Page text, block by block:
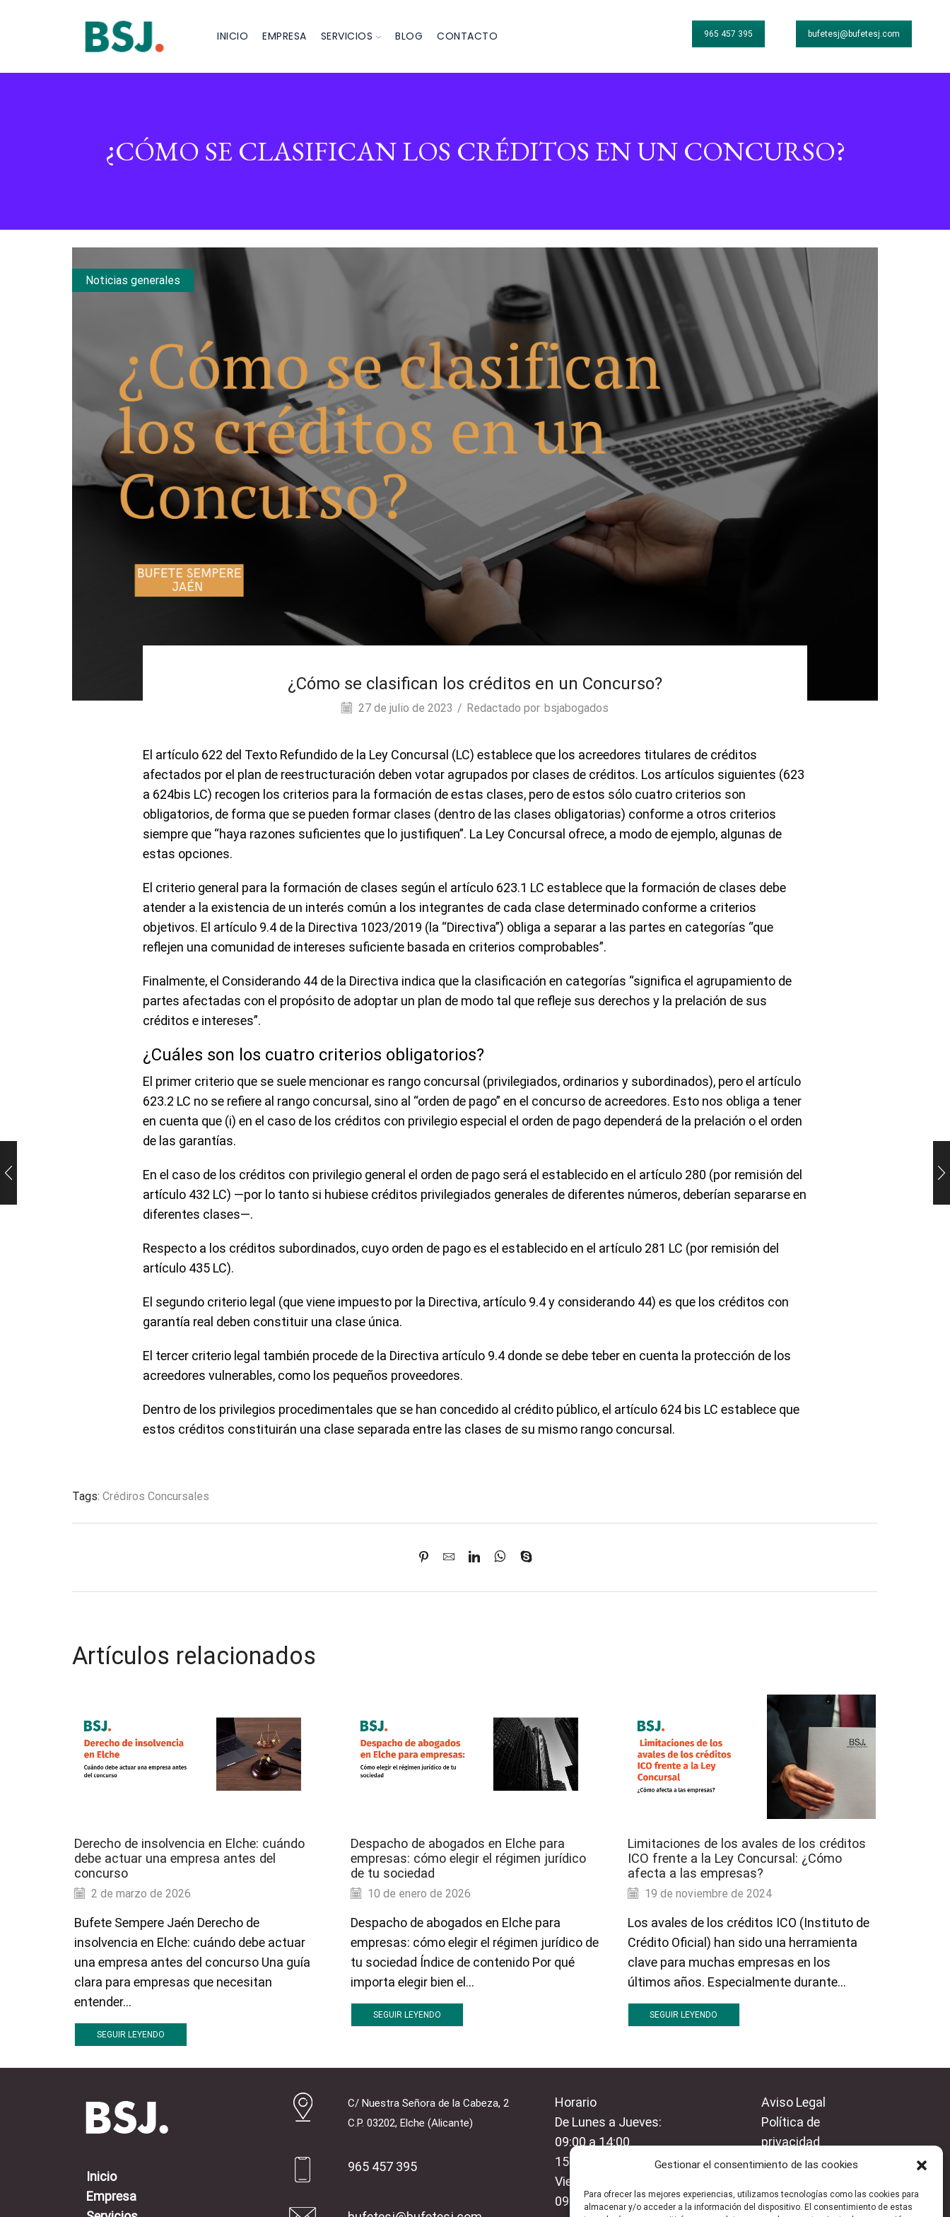
Gestionar el consentimiento de las cookies
Para ofrecer las mejores experiencias, utilizamos tecnologías como las cookies para
almacenar y/o acceder a la información del dispositivo. El consentimiento de estas
INICIO EMPRESA SERVICIOS BLOG CONTACTO 965 457 395 bufetesj@bufetesj.com
¿CÓMO SE CLASIFICAN LOS CRÉDITOS EN UN CONCURSO?
Noticias generales
¿Cómo se clasifican los créditos en un Concurso?
27 de julio de 2023 / Redactado por bsjabogados
El artículo 622 del Texto Refundido de la Ley Concursal (LC) establece que los acreedores titulares de créditos
afectados por el plan de reestructuración deben votar agrupados por clases de créditos. Los artículos siguientes (623
a 624bis LC) recogen los criterios para la formación de estas clases, pero de estos sólo cuatro criterios son
obligatorios, de forma que se pueden formar clases (dentro de las clases obligatorias) conforme a otros criterios
siempre que “haya razones suficientes que lo justifiquen”. La Ley Concursal ofrece, a modo de ejemplo, algunas de
estas opciones.
El criterio general para la formación de clases según el artículo 623.1 LC establece que la formación de clases debe
atender a la existencia de un interés común a los integrantes de cada clase determinado conforme a criterios
objetivos. El artículo 9.4 de la Directiva 1023/2019 (la “Directiva”) obliga a separar a las partes en categorías “que
reflejen una comunidad de intereses suficiente basada en criterios comprobables”.
Finalmente, el Considerando 44 de la Directiva indica que la clasificación en categorías “significa el agrupamiento de
partes afectadas con el propósito de adoptar un plan de modo tal que refleje sus derechos y la prelación de sus
créditos e intereses”.
¿Cuáles son los cuatro criterios obligatorios?
El primer criterio que se suele mencionar es rango concursal (privilegiados, ordinarios y subordinados), pero el artículo
623.2 LC no se refiere al rango concursal, sino al “orden de pago” en el concurso de acreedores. Esto nos obliga a tener
en cuenta que (i) en el caso de los créditos con privilegio especial el orden de pago dependerá de la prelación o el orden
de las garantías.
En el caso de los créditos con privilegio general el orden de pago será el establecido en el artículo 280 (por remisión del
artículo 432 LC) —por lo tanto si hubiese créditos privilegiados generales de diferentes números, deberían separarse en
diferentes clases—.
Respecto a los créditos subordinados, cuyo orden de pago es el establecido en el artículo 281 LC (por remisión del
artículo 435 LC).
El segundo criterio legal (que viene impuesto por la Directiva, artículo 9.4 y considerando 44) es que los créditos con
garantía real deben constituir una clase única.
El tercer criterio legal también procede de la Directiva artículo 9.4 donde se debe teber en cuenta la protección de los
acreedores vulnerables, como los pequeños proveedores.
Dentro de los privilegios procedimentales que se han concedido al crédito público, el artículo 624 bis LC establece que
estos créditos constituirán una clase separada entre las clases de su mismo rango concursal.
Tags: Crédiros Concursales
Artículos relacionados
Derecho de insolvencia en Elche: cuándo
debe actuar una empresa antes del
concurso
2 de marzo de 2026
Bufete Sempere Jaén Derecho de
insolvencia en Elche: cuándo debe actuar
una empresa antes del concurso Una guía
clara para empresas que necesitan
entender...
SEGUIR LEYENDO
Despacho de abogados en Elche para
empresas: cómo elegir el régimen jurídico
de tu sociedad
10 de enero de 2026
Despacho de abogados en Elche para
empresas: cómo elegir el régimen jurídico de
tu sociedad Índice de contenido Por qué
importa elegir bien el...
SEGUIR LEYENDO
Limitaciones de los avales de los créditos
ICO frente a la Ley Concursal: ¿Cómo
afecta a las empresas?
19 de noviembre de 2024
Los avales de los créditos ICO (Instituto de
Crédito Oficial) han sido una herramienta
clave para muchas empresas en los
últimos años. Especialmente durante...
SEGUIR LEYENDO
Inicio
Empresa
C/ Nuestra Señora de la Cabeza, 2
C.P. 03202, Elche (Alicante)
965 457 395
Horario
De Lunes a Jueves:
09:00 a 14:00
15:30 a 19:00
Viernes:
09:00 a 14:00
Aviso Legal
Política de
privacidad
Política de cookies
FacebookInstagram
Linkedin